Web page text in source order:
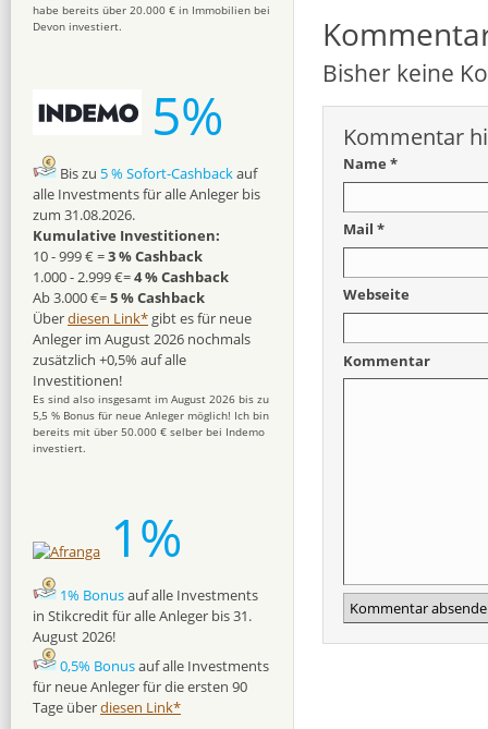
Bisher keine
Kommentar
Name *
Mail *
Webseite
Kommentar
habe bereits über 20.000 € in Immobilien bei
Devon investiert.
5%
Bis zu 5 % Sofort-Cashbackauf
alle Investments für alle Anleger bis
zum 31.08.2026.
Kumulative Investitionen:
10 - 999 € =3 % Cashback
1.000 - 2.999 €=4 % Cashback
Ab 3.000 €=5 % Cashback
Überdiesen Link* gibt es für neue
Anleger im August 2026 nochmals
zusätzlich +0,5% auf alle
Investitionen!
Es sind also insgesamt im August 2026 bis zu
5,5 % Bonus für neue Anleger möglich! Ich bin
bereits mit über 50.000 € selber bei Indemo
investiert.
1%
1% Bonusauf alle Investments
in Stikcredit für alle Anleger bis 31.
August 2026!
0,5% Bonusauf alle Investments
für neue Anleger für die ersten 90
Tage überdiesen Link*